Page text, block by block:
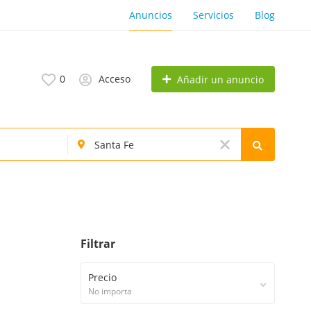
Anuncios Servicios Blog
0 Acceso Añadir un anuncio
Filtrar
Precio
No importa